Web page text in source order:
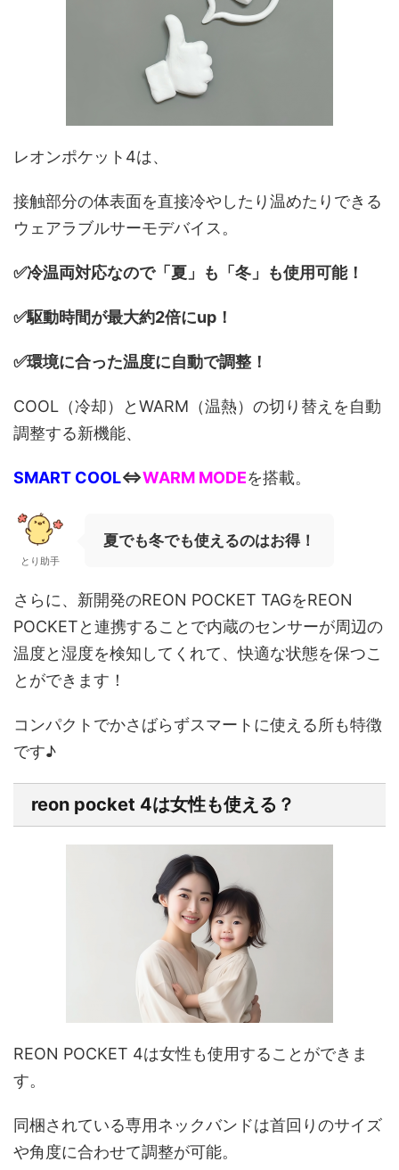
レオンポケット4は、
接触部分の体表面を直接冷やしたり温めたりできる
ウェアラブルサーモデバイス。
✅冷温両対応なので「夏」も「冬」も使用可能！
✅駆動時間が最大約2倍にup！
✅環境に合った温度に自動で調整！
COOL（冷却）とWARM（温熱）の切り替えを自動
調整する新機能、
SMART COOL⇔WARM MODEを搭載。
とり助手
夏でも冬でも使えるのはお得！
さらに、新開発のREON POCKET TAGをREON
POCKETと連携することで内蔵のセンサーが周辺の
温度と湿度を検知してくれて、快適な状態を保つこ
とができます！
コンパクトでかさばらずスマートに使える所も特徴
です♪
reon pocket 4は女性も使える？
REON POCKET 4は女性も使用することができま
す。
同梱されている専用ネックバンドは首回りのサイズ
や角度に合わせて調整が可能。